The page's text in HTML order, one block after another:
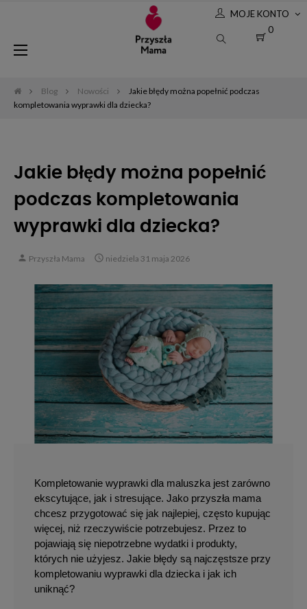
MOJE KONTO
0
Toggle
☰
Blog Nowości
Jakie błędy można popełnić podczas
kompletowania wyprawki dla dziecka?
Jakie błędy można popełnić
podczas kompletowania
wyprawki dla dziecka?
person Przyszła Mama  niedziela 31 maja 2026
Kompletowanie wyprawki dla maluszka jest zarówno
ekscytujące, jak i stresujące. Jako przyszła mama
chcesz przygotować się jak najlepiej, często kupując
więcej, niż rzeczywiście potrzebujesz. Przez to
pojawiają się niepotrzebne wydatki i produkty,
których nie użyjesz. Jakie błędy są najczęstsze przy
kompletowaniu wyprawki dla dziecka i jak ich
uniknąć?